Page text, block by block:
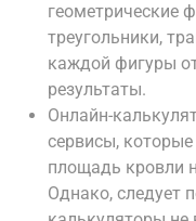
геометрические
треугольники,
каждой фигуры
результаты.
Онлайн-
сервисы,
площадь кровли
Однако, следует